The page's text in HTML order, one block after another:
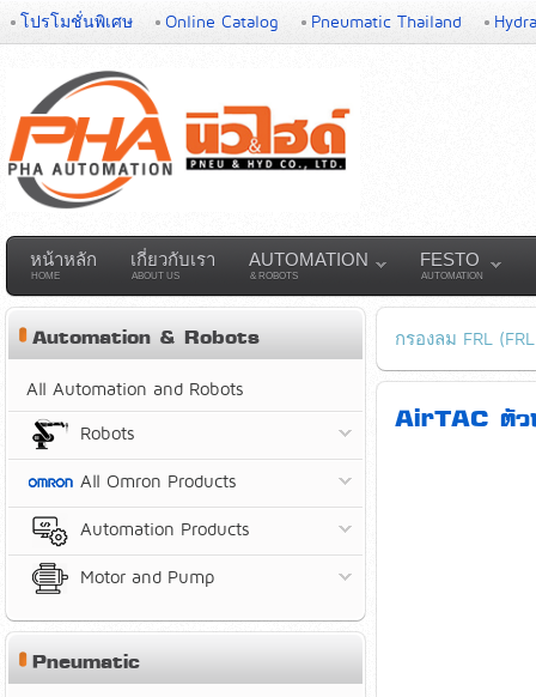
โปรโมชั่นพิเศษ Online Catalog Pneumatic Thailand
หน้าหลัก
HOME
เกี่ยวกับเรา
ABOUT US
AUTOMATION
& ROBOTS
FESTO
AUTOMATION
กรองลม FRL
AirTAC ตั
Automation & Robots
All Automation and Robots
Robots
All Omron Products
Automation Products
Motor and Pump
Pneumatic